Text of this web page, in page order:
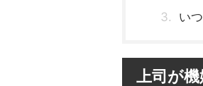
い
上司が